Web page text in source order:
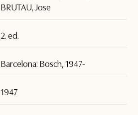
BRUTAU, Jose
2. ed.
Barcelona: Bosch, 1947-
1947